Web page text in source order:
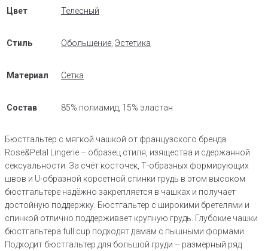
Цвет Телесный
Стиль Обольщение Эстетика
Материал Сетка
Состав 85% полиамид, 15% эластан
Бюстгальтер с мягкой чашкой от французского бренда
Rose&Petal Lingerie – образец стиля, изящества и сдержанной
сексуальности. За счёт косточек, Т-образных формирующих
швов и U-образной корсетной спинки грудь в этом высоком
бюстгальтере надёжно закрепляется в чашках и получает
достойную поддержку. Бюстгальтер с широкими бретелями и
спинкой отлично поддерживает крупную грудь. Глубокие чашки
бюстгальтера full cup подходят дамам с пышными формами.
Подходит бюстгальтер для большой груди – размерный ряд